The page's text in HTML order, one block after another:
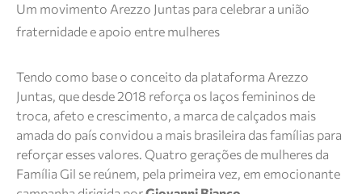
Um movimento Arezzo Juntas para celebrar a união
fraternidade e apoio entre mulheres
Tendo como base o conceito da plataforma Arezzo
Juntas, que desde 2018 reforça os laços femininos de
troca, afeto e crescimento, a marca de calçados mais
amada do país convidou a mais brasileira das famílias para
reforçar esses valores. Quatro gerações de mulheres da
Família Gil se reúnem, pela primeira vez, em emocionante